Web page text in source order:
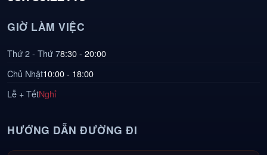
GIỜ LÀM VIỆC
Thứ 2 - Thứ 78:30 - 20:00
Chủ Nhật10:00 - 18:00
Lễ + TếtNghỉ
HƯỚNG DẪN ĐƯỜNG ĐI